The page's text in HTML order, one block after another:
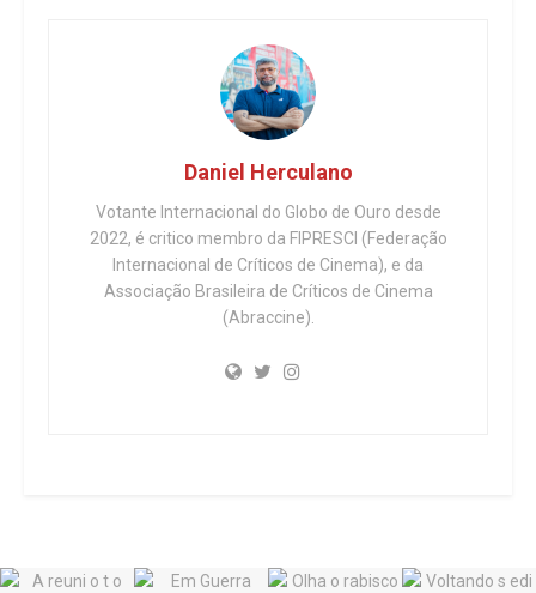
Daniel Herculano
Votante Internacional do Globo de Ouro desde
2022, é critico membro da FIPRESCI (Federação
Internacional de Críticos de Cinema), e da
Associação Brasileira de Críticos de Cinema
(Abraccine).